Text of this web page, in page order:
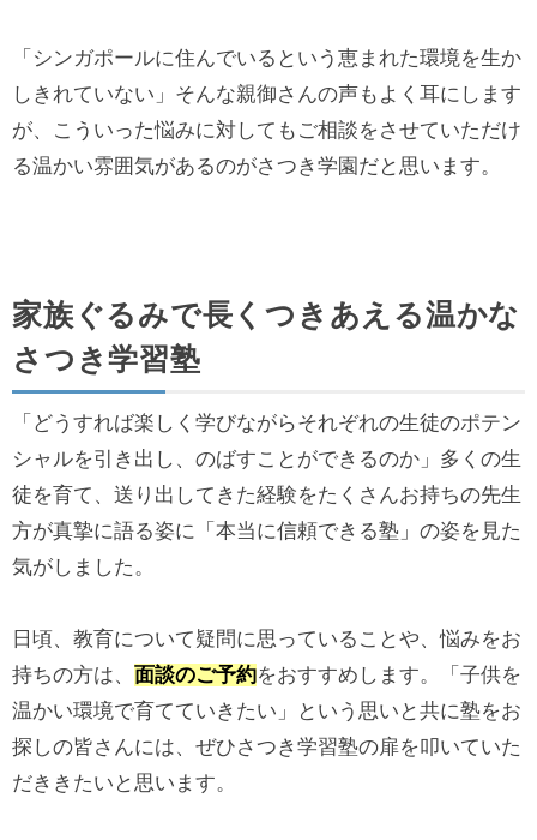
「シンガポールに住んでいるという恵まれた環境を生か
しきれていない」そんな親御さんの声もよく耳にします
が、こういった悩みに対してもご相談をさせていただけ
る温かい雰囲気があるのがさつき学園だと思います。
家族ぐるみで長くつきあえる温かな
さつき学習塾
「どうすれば楽しく学びながらそれぞれの生徒のポテン
シャルを引き出し、のばすことができるのか」多くの生
徒を育て、送り出してきた経験をたくさんお持ちの先生
方が真摯に語る姿に「本当に信頼できる塾」の姿を見た
気がしました。
日頃、教育について疑問に思っていることや、悩みをお
持ちの方は、 面談のご予約をおすすめします。「子供を
温かい環境で育てていきたい」という思いと共に塾をお
探しの皆さんには、ぜひさつき学習塾の扉を叩いていた
だききたいと思います。